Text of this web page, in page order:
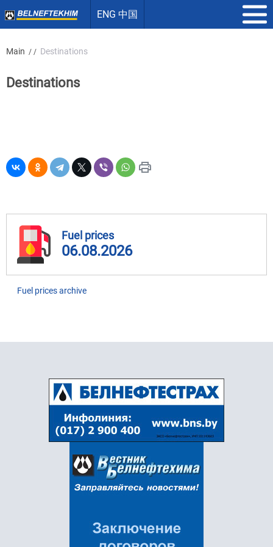
ENG 中国
Main / / Destinations
Destinations
Fuel prices
06.08.2026
Fuel prices archive